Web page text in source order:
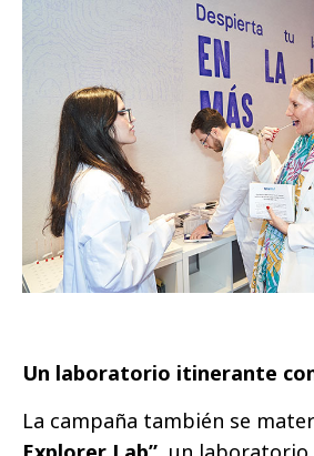
Un laboratorio itinerante
La campaña también se